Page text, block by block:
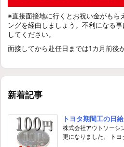
※直接面接地に行くとお祝い金がもら
ングを経由しましょう。不利になる
してください。
面接してから赴任日までは1カ月前後
新着記事
トヨタ期間工の日
株式会社アウトソーシ
更になりました。 トヨ